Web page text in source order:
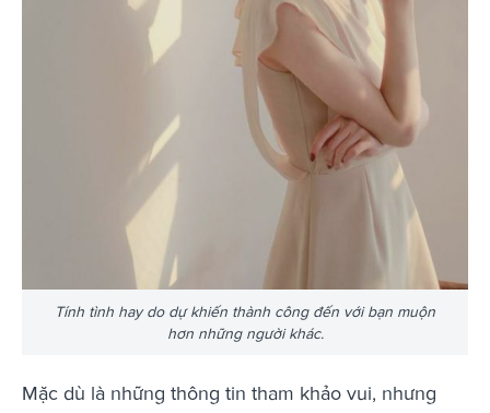
Tính tình hay do dự khiến thành công đến với bạn muộn
hơn những người khác.
Mặc dù là những thông tin tham khảo vui, nhưng